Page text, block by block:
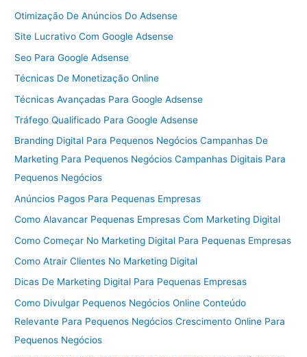
Otimização De Anúncios Do Adsense
Site Lucrativo Com Google Adsense
Seo Para Google Adsense
Técnicas De Monetização Online
Técnicas Avançadas Para Google Adsense
Tráfego Qualificado Para Google Adsense
Branding Digital Para Pequenos Negócios Campanhas De
Marketing Para Pequenos Negócios Campanhas Digitais Para
Pequenos Negócios
Anúncios Pagos Para Pequenas Empresas
Como Alavancar Pequenas Empresas Com Marketing Digital
Como Começar No Marketing Digital Para Pequenas Empresas
Como Atrair Clientes No Marketing Digital
Dicas De Marketing Digital Para Pequenas Empresas
Como Divulgar Pequenos Negócios Online Conteúdo
Relevante Para Pequenos Negócios Crescimento Online Para
Pequenos Negócios